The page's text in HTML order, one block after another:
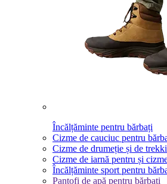
Încălțăminte pentru bărbați
Cizme de cauciuc pentru
Cizme de drumeție și de
Cizme de iarnă pentru și
Încălțăminte sport pentru
Pantofi de apă pentru bărbați